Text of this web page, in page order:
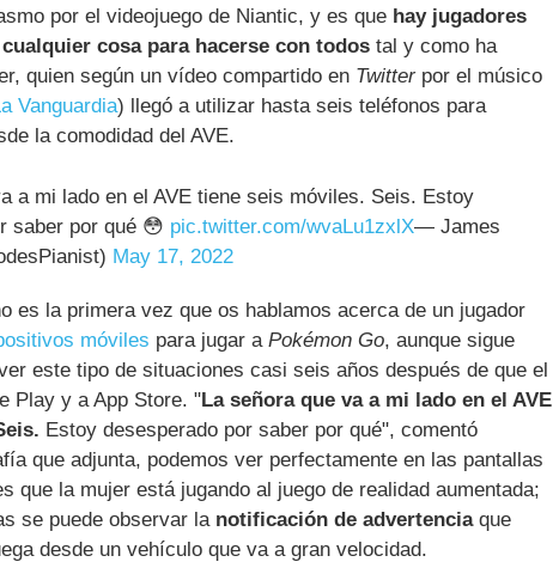
por el videojuego de Niantic, y es que hay jugadores
cosa para hacerse con todos tal y como ha
quien según un vídeo compartido en Twitterpor el músico
Vanguardia) llegó a utilizar hasta seis teléfonos para
la comodidad del AVE.
a mi lado en el AVE tiene seis móviles. Seis. Estoy
saber por qué 😳 pic.twitter.com/wvaLu1zxlX— James
May 17, 2022
es la primera vez que os hablamos acerca de un jugador
móviles para jugar a Pokémon Go, aunque sigue
este tipo de situaciones casi seis años después de que el
Play y a App Store. "La señora que va a mi lado en el AVE
Estoy desesperado por saber por qué", comentó
que adjunta, podemos ver perfectamente en las pantallas
que la mujer está jugando al juego de realidad aumentada;
se puede observar la notificación de advertenciaque
desde un vehículo que va a gran velocidad.